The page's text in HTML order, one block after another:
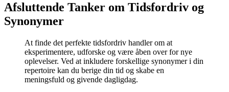
Afsluttende Tanker om Tidsfordriv og
Synonymer
At finde det perfekte tidsfordriv handler om at
eksperimentere, udforske og være åben over for nye
oplevelser. Ved at inkludere forskellige synonymer i din
repertoire kan du berige din tid og skabe en
meningsfuld og givende dagligdag.